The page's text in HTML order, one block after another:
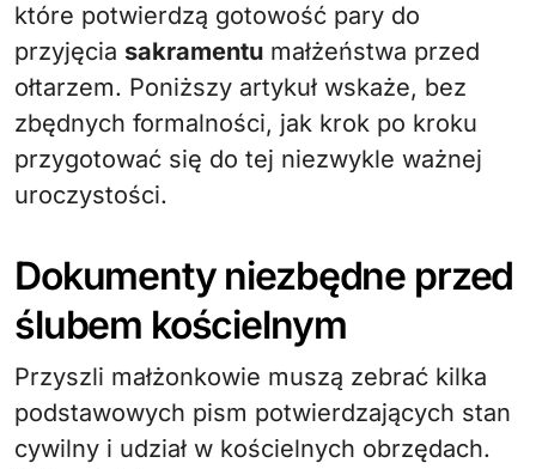
które potwierdzą gotowość pary do
przyjęcia sakramentu małżeństwa przed
ołtarzem. Poniższy artykuł wskaże, bez
zbędnych formalności, jak krok po kroku
przygotować się do tej niezwykle ważnej
uroczystości.
Dokumenty niezbędne przed
ślubem kościelnym
Przyszli małżonkowie muszą zebrać kilka
podstawowych pism potwierdzających stan
cywilny i udział w kościelnych obrzędach.